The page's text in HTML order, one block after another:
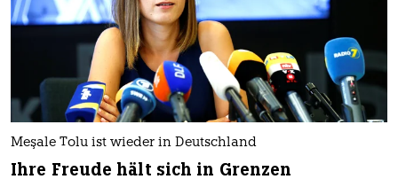
Meşale Tolu ist wieder in Deutschland
Ihre Freude hält sich in Grenzen